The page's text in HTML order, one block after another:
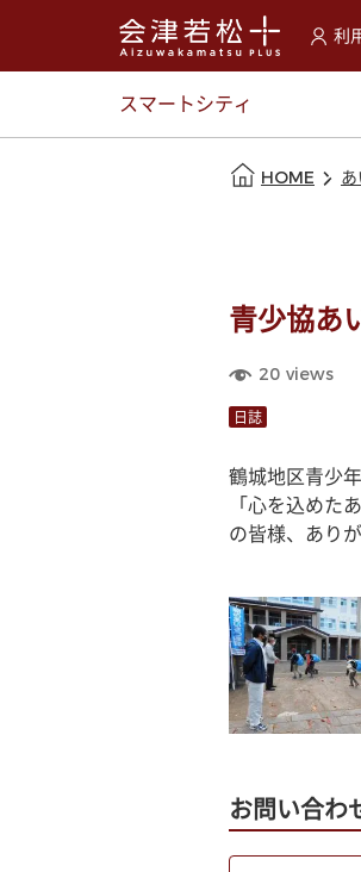
利
選択
スマートシティ
HOME
青少協あ
20 views
日誌
鶴城地区青少
「心を込めた
の皆様、あり
お問い合わ